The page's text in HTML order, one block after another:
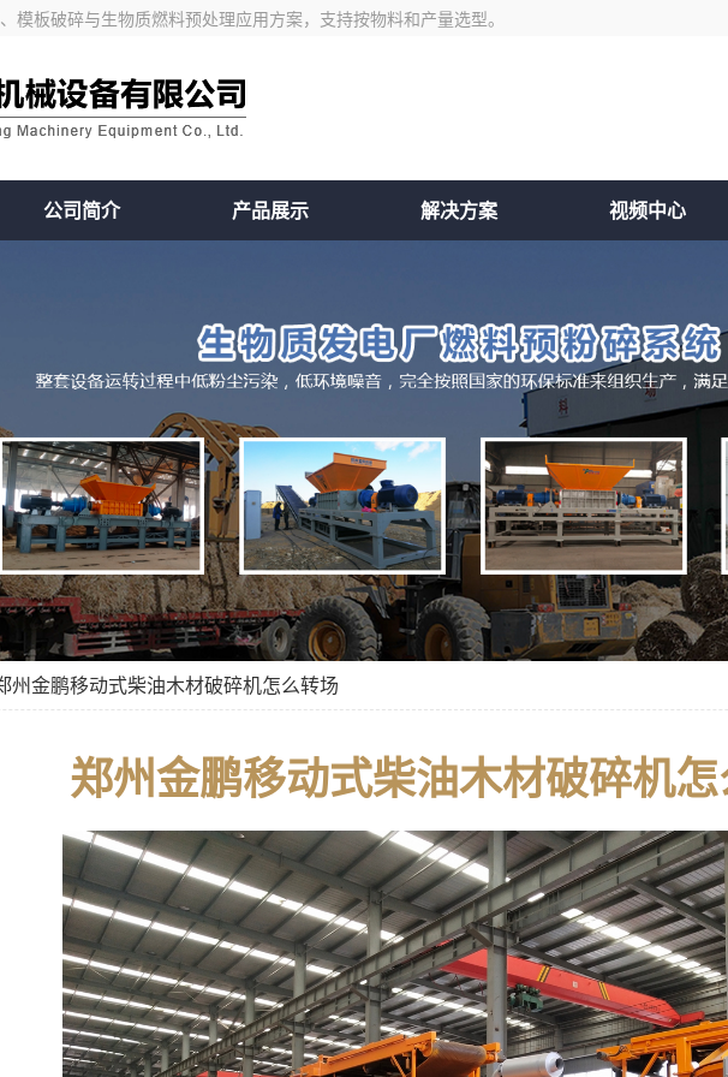
模板破碎与生物质燃料预处理应用方案，支持按物料和产量选型。
公司简介 产品展示 解决方案 视频中心
州金鹏移动式柴油木材破碎机怎么转场
郑州金鹏移动式柴油木材破碎机